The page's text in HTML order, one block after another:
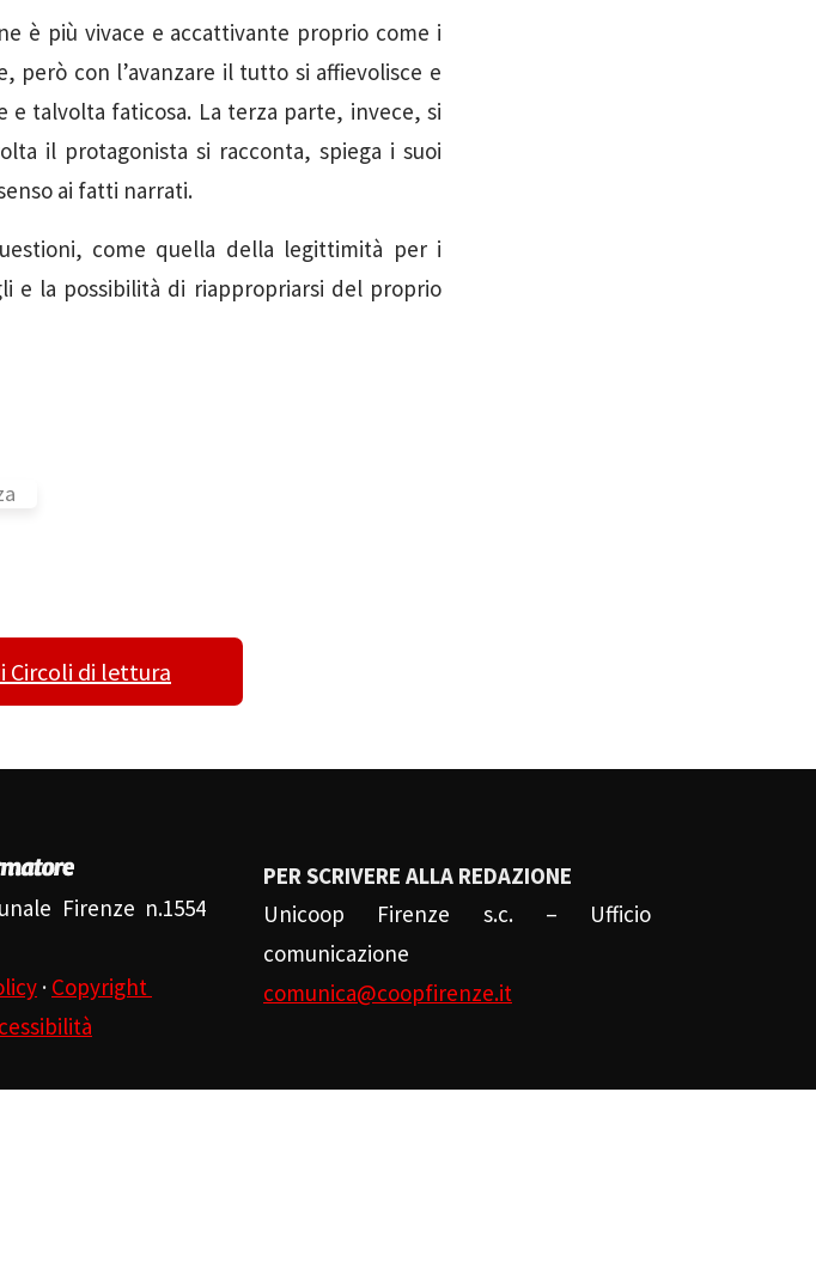
è più vivace e accattivante proprio come i
con l’avanzare il tutto si affievolisce e
talvolta faticosa. La terza parte, invece, si
il protagonista si racconta, spiega i suoi
ai fatti narrati.
come quella della legittimità per i
la possibilità di riappropriarsi del proprio
Circoli di lettura
Firenze n.1554
· Copyright
PER SCRIVERE ALLA REDAZIONE
Unicoop Firenze s.c. – Ufficio
comunicazione
comunica@coopfirenze.it